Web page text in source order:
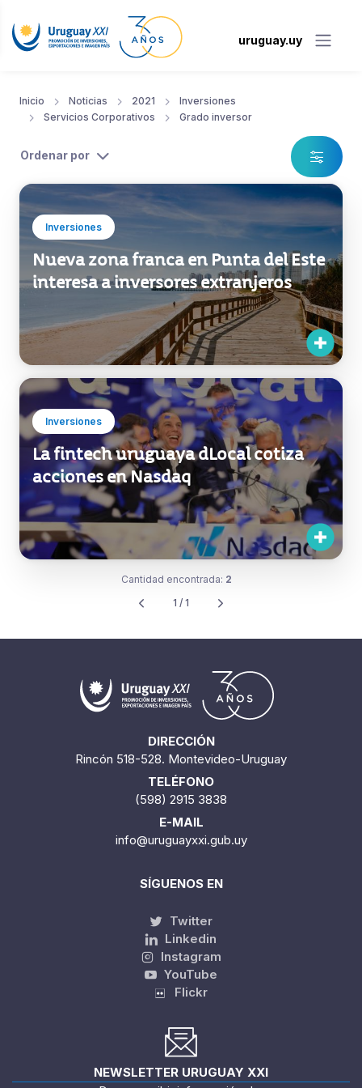
uruguay.uy
Inicio Noticias 2021
Inversiones
Servicios Corporativos
Grado inversor
Ordenar por
Inversiones
Nueva zona franca en Punta del Este
interesa a inversores extranjeros
Inversiones
La fintech uruguaya dLocal cotiza
acciones en Nasdaq
Cantidad encontrada: 2
1 / 1
DIRECCIÓN
Rincón 518-528. Montevideo-Uruguay
TELÉFONO
(598) 2915 3838
E-MAIL
info@uruguayxxi.gub.uy
SÍGUENOS EN
Twitter
Linkedin
Instagram
YouTube
Flickr
NEWSLETTER URUGUAY XXI